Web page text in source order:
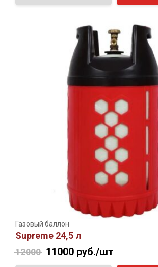
Газовый баллон
Supreme 24,5 л
12000 11000 руб./шт